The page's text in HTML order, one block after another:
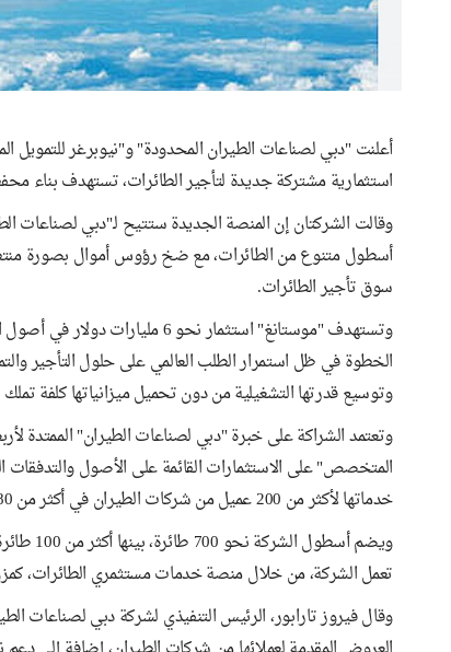
أعلنت "دبي لصناعات الطيران المحدودة" و"نيوبرغر
استثمارية مشتركة جديدة لتأجير الطائرات، تستهدف بناء
وقالت الشركتان إن المنصة الجديدة ستتيح لـ"دبي لصناعات
أسطول متنوع من الطائرات، مع ضخ رؤوس أموال بصورة
سوق تأجير الطائرات.
وتستهدف "موستانغ" استثمار نحو
الخطوة في ظل استمرار الطلب العالمي على حلول التأجير
وتوسيع قدرتها التشغيلية من دون تحميل ميزانياتها كلفة تملك
وتعتمد الشراكة على خبرة "دبي لصناعات الطيران" الممتدة
المتخصص" على الاستثمارات القائمة على الأصول والتدفقات
خدماتها لأكثر من 200 عميل من شركات الطيران في أكثر من 80 دولة، عبر مكاتب في دبي ودبلن وعمّان وسنغافورة وميامي وسياتل.
تعمل الشركة، من خلال منصة خدمات مستثمري الطائرات، كمزود خدمات في 17 اتفاقية إدارة وخدمات لصالح
وقال فيروز تارابور، الرئيس التنفيذي لشركة دبي لصناعات